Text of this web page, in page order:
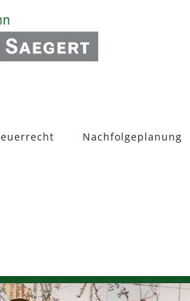
Nachfolgeplanung